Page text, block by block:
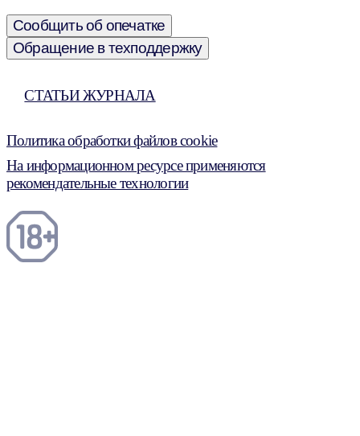
Сообщить об опечатке
Обращение в техподдержку
СТАТЬИ ЖУРНАЛА
Политика обработки файлов cookie
На информационном ресурсе применяются
рекомендательные технологии